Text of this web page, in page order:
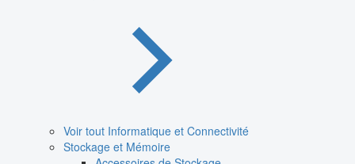
Voir tout Informatique et Connectivité
Stockage et Mémoire